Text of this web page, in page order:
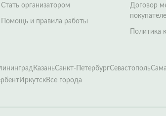
Стать организатором
Помощь и правила работы
Договор
Политика
КазаньСанкт-ПетербургСевастополь
ИркутскВсе города